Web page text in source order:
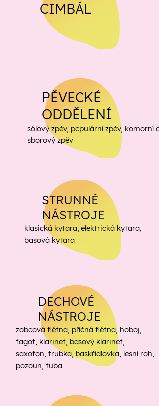
CIMBÁL
PĚVECKÉ
ODDĚLENÍ
sólový zpěv, populární zpěv, komorní a
sborový zpěv
STRUNNÉ
NÁSTROJE
klasická kytara, elektrická kytara,
basová kytara
DECHOVÉ
NÁSTROJE
zobcová flétna, příčná flétna, hoboj,
fagot, klarinet, basový klarinet,
saxofon, trubka, baskřídlovka, lesní roh,
pozoun, tuba